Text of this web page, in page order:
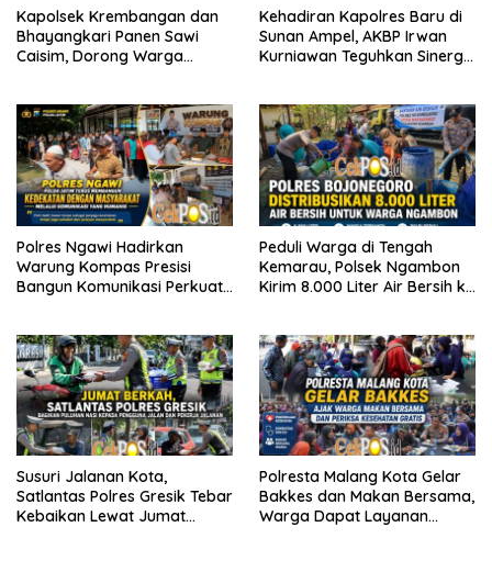
Kapolsek Krembangan dan
Bhayangkari Panen Sawi
Caisim, Dorong Warga
Kehadiran Kapolres Baru di
Sunan Ampel, AKBP Irwan
Kurniawan Teguhkan Sinergi
Polres Ngawi Hadirkan
Warung Kompas Presisi
Bangun Komunikasi Perkuat
Peduli Warga di Tengah
Kemarau, Polsek Ngambon
Kirim 8.000 Liter Air Bersih ke
Susuri Jalanan Kota,
Satlantas Polres Gresik Tebar
Kebaikan Lewat Jumat
Polresta Malang Kota Gelar
Bakkes dan Makan Bersama,
Warga Dapat Layanan